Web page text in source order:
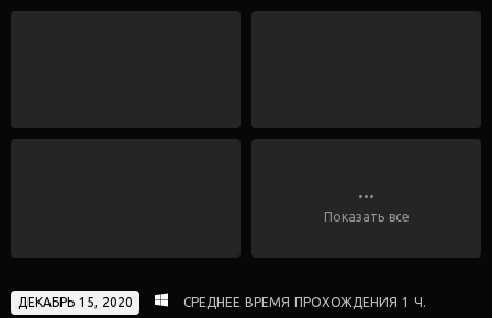
...
Показать все
ДЕКАБРЬ 15, 2020 СРЕДНЕЕ ВРЕМЯ ПРОХОЖДЕНИЯ 1 Ч.